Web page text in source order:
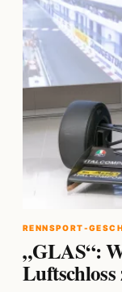
RENNSPORT-
„GLAS“: